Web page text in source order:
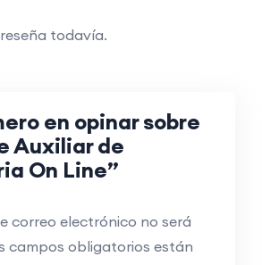
todavía.
en opinar sobre
Auxiliar de
On Line”
correo electrónico no será
campos obligatorios están